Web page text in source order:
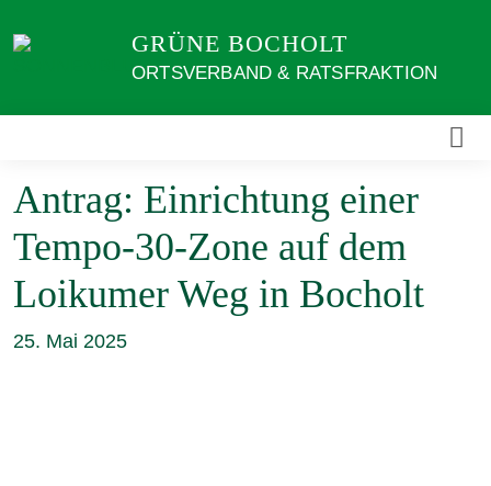
zum
GRÜNE BOCHOLT
ORTSVERBAND & RATSFRAKTION
Antrag: Einrichtung einer
Tempo-30-Zone auf dem
Loikumer Weg in Bocholt
25. Mai 2025